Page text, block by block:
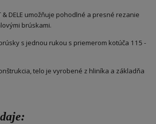
& DELE umožňuje pohodlné a presné rezanie
brúskami.
s jednou rukou s priemerom kotúča 115 -
telo je vyrobené z hliníka a základňa